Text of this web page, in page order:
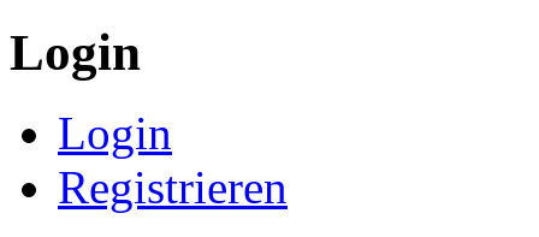
Login
Login
Registrieren